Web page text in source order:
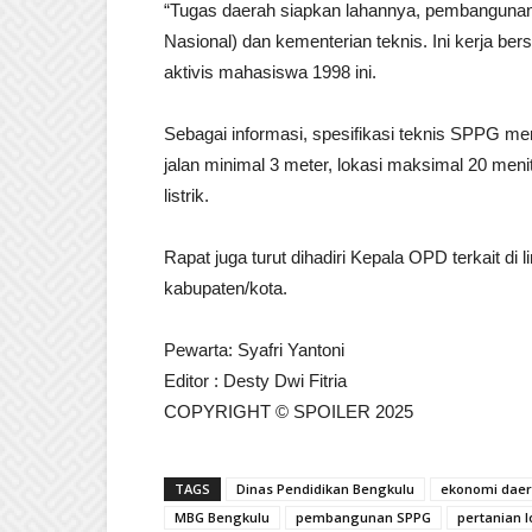
“Tugas daerah siapkan lahannya,
Nasional) dan kementerian teknis. Ini kerja
aktivis mahasiswa 1998 ini.
Sebagai informasi, spesifikasi teknis SPPG
jalan minimal 3 meter, lokasi maksimal 20
listrik.
Rapat juga turut dihadiri Kepala OPD terkait di
kabupaten/kota.
Pewarta: Syafri Yantoni
Editor : Desty Dwi Fitria
COPYRIGHT © SPOILER 2025
TAGS Dinas Pendidikan Bengkulu
ekonomi
MBG Bengkulu
pembangunan SPPG pertanian